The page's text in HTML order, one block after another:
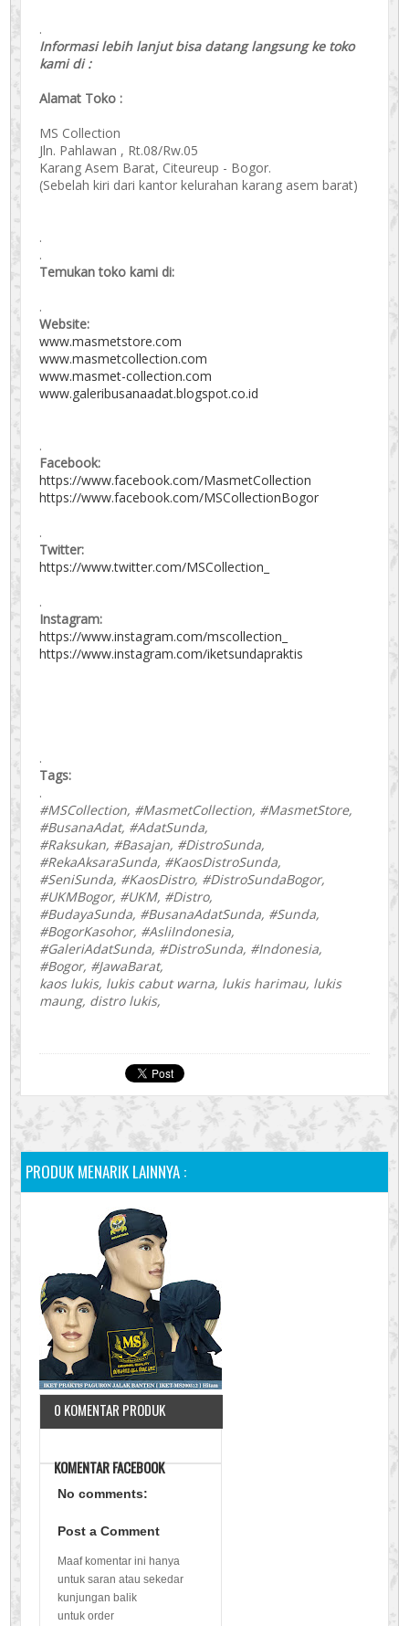
.
Informasi lebih lanjut bisa datang langsung ke toko
kami di :
Alamat Toko :
MS Collection
Jln. Pahlawan , Rt.08/Rw.05
Karang Asem Barat, Citeureup - Bogor.
(Sebelah kiri dari kantor kelurahan karang asem barat)
.
.
Temukan toko kami di:
.
Website:
www.masmetstore.com
www.masmetcollection.com
www.masmet-collection.com
www.galeribusanaadat.blogspot.co.id
.
Facebook:
https://www.facebook.com/MasmetCollection
https://www.facebook.com/MSCollectionBogor
.
Twitter:
https://www.twitter.com/MSCollection_
.
Instagram:
https://www.instagram.com/mscollection_
https://www.instagram.com/iketsundapraktis
.
Tags:
.
#MSCollection, #MasmetCollection, #MasmetStore,
#BusanaAdat, #AdatSunda,
#Raksukan, #Basajan, #DistroSunda,
#RekaAksaraSunda, #KaosDistroSunda,
#SeniSunda, #KaosDistro, #DistroSundaBogor,
#UKMBogor, #UKM, #Distro,
#BudayaSunda, #BusanaAdatSunda, #Sunda,
#BogorKasohor, #AsliIndonesia,
#GaleriAdatSunda, #DistroSunda, #Indonesia,
#Bogor, #JawaBarat,
kaos lukis, lukis cabut warna, lukis harimau, lukis
maung, distro lukis,
PRODUK MENARIK LAINNYA :
0 KOMENTAR PRODUK
KOMENTAR FACEBOOK
No comments:
Post a Comment
Maaf komentar ini hanya
untuk saran atau sekedar
kunjungan balik
untuk order